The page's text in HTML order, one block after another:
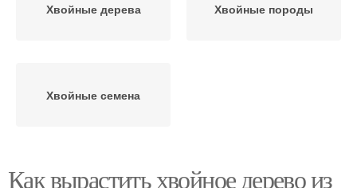
Хвойные дерева Хвойные породы
Хвойные семена
Как вырастить хвойное дерево из